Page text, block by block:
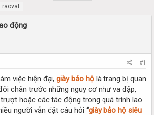
t
a
r
raovat
động
#1
việc hiện đại, giày bảo hộ là trang bị quan
chân trước những nguy cơ như va đập,
hoặc các tác động trong quá trình lao
người vẫn đặt câu hỏi “giày bảo hộ siêu